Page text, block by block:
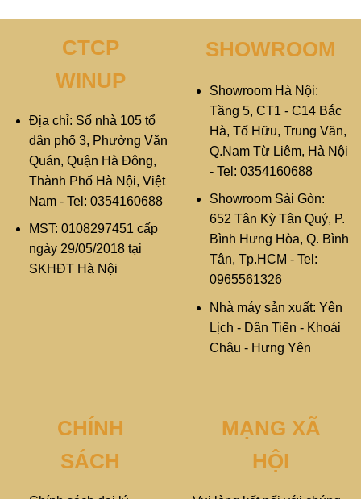
CTCP
WINUP
Địa chỉ: Số nhà 105 tổ
dân phố 3, Phường Văn
Quán, Quận Hà Đông,
Thành Phố Hà Nội, Việt
Nam - Tel: 0354160688
MST: 0108297451 cấp
ngày 29/05/2018 tại
SKHĐT Hà Nội
SHOWROOM
Showroom Hà Nội:
Tầng 5, CT1 - C14 Bắc
Hà, Tố Hữu, Trung Văn,
Q.Nam Từ Liêm, Hà Nội
- Tel: 0354160688
Showroom Sài Gòn:
652 Tân Kỳ Tân Quý, P.
Bình Hưng Hòa, Q. Bình
Tân, Tp.HCM - Tel:
0965561326
Nhà máy sản xuất: Yên
Lịch - Dân Tiến - Khoái
Châu - Hưng Yên
CHÍNH
SÁCH
MẠNG XÃ
HỘI